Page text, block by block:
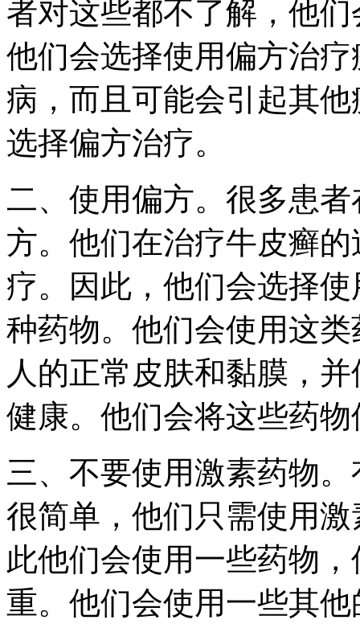
者对这些都不了解，他
他们会选择使用偏方治
病，而且可能会引起其
选择偏方治疗。
二、使用偏方。很多患
方。他们在治疗牛皮癣
疗。因此，他们会选择
种药物。他们会使用这
人的正常皮肤和黏膜，
健康。他们会将这些药
三、不要使用激素药物
很简单，他们只需使用
此他们会使用一些药物
重。他们会使用一些其